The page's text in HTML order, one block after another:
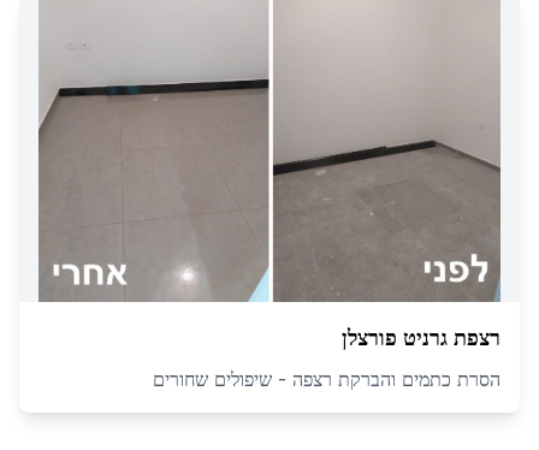
רצפת גרניט פורצלן
הסרת כתמים והברקת רצפה - שיפולים שחורים